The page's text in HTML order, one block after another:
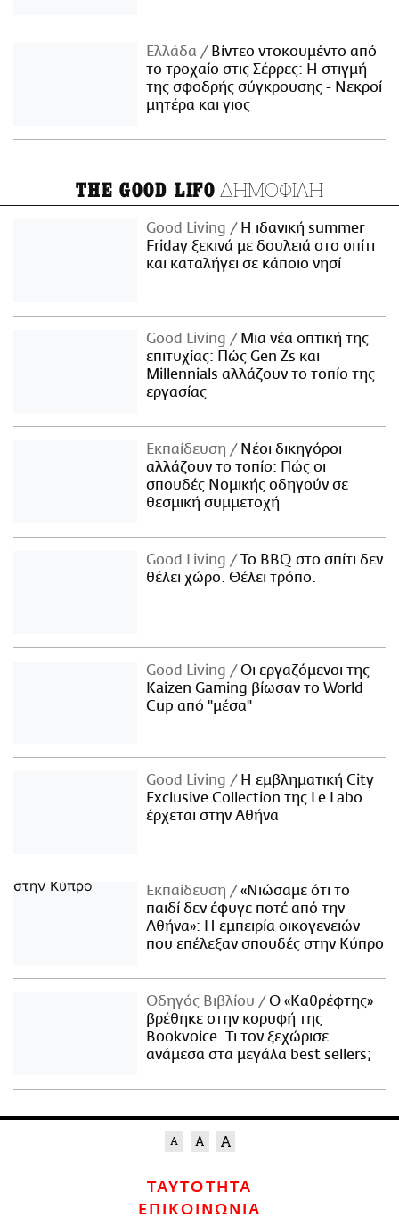
Ελλάδα
Βίντεο ντοκουμέντο από
το τροχαίο στις Σέρρες: Η στιγμή
της σφοδρής σύγκρουσης - Νεκροί
μητέρα και γιος
THE GOOD LIFO ΔΗΜΟΦΙΛΗ
Good Living
Η ιδανική summer
Friday ξεκινά με δουλειά στο σπίτι
και καταλήγει σε κάποιο νησί
Good Living
Μια νέα οπτική της
επιτυχίας: Πώς Gen Zs και
Millennials αλλάζουν το τοπίο της
εργασίας
Εκπαίδευση
Νέοι δικηγόροι
αλλάζουν το τοπίο: Πώς οι
σπουδές Νομικής οδηγούν σε
θεσμική συμμετοχή
Good Living
Το BBQ στο σπίτι δεν
θέλει χώρο. Θέλει τρόπο.
Good Living
Οι εργαζόμενοι της
Kaizen Gaming βίωσαν το World
Cup από "μέσα"
Good Living
Η εμβληματική City
Exclusive Collection της Le Labo
έρχεται στην Αθήνα
Εκπαίδευση
«Νιώσαμε ότι το
παιδί δεν έφυγε ποτέ από την
Αθήνα»: Η εμπειρία οικογενειών
που επέλεξαν σπουδές στην Κύπρο
Οδηγός Βιβλίου
Ο «Καθρέφτης»
βρέθηκε στην κορυφή της
Bookvoice. Τι τον ξεχώρισε
ανάμεσα στα μεγάλα best sellers;
ΤΑΥΤΟΤΗΤΑ
ΕΠΙΚΟΙΝΩΝΙΑ